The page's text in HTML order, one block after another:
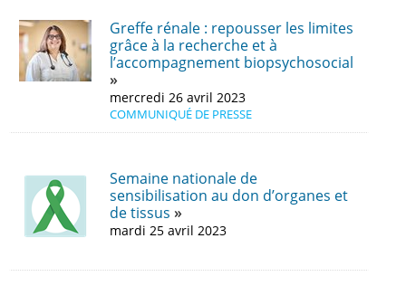
Greffe rénale : repousser les limites
grâce à la recherche et à
l’accompagnement biopsychosocial
mercredi 26 avril 2023
COMMUNIQUÉ DE PRESSE
Semaine nationale de
sensibilisation au don d’organes et
de tissus
mardi 25 avril 2023